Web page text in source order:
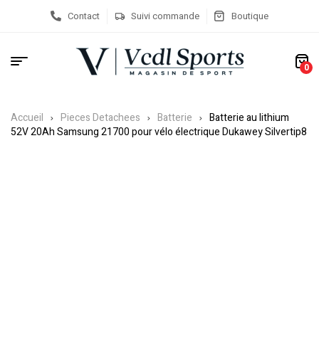
Contact Suivi commande Boutique
0
Accueil Pieces Detachees Batterie
Batterie au lithium
52V 20Ah Samsung 21700 pour vélo électrique Dukawey Silvertip8